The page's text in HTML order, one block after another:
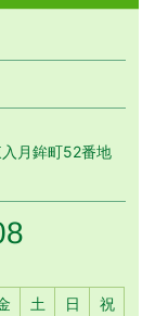
月鉾町52番地
金曜日
土土曜日
日 日曜日
祝